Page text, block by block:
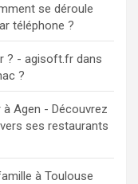
se déroule
téléphone ?
? - agisoft.fr dans
?
Agen - Découvrez
ses restaurants
à Toulouse